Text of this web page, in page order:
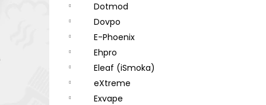
Dotmod
Dovpo
E-Phoenix
Ehpro
Eleaf (iSmoka)
eXtreme
Exvape